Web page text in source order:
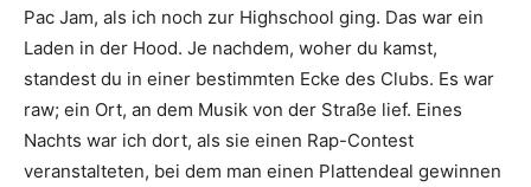
Pac Jam, als ich noch zur Highschool ging. Das war ein
Laden in der Hood. Je nachdem, woher du kamst,
standest du in einer bestimmten Ecke des Clubs. Es war
raw; ein Ort, an dem Musik von der Straße lief. Eines
Nachts war ich dort, als sie einen Rap-Contest
veranstalteten, bei dem man einen Plattendeal gewinnen